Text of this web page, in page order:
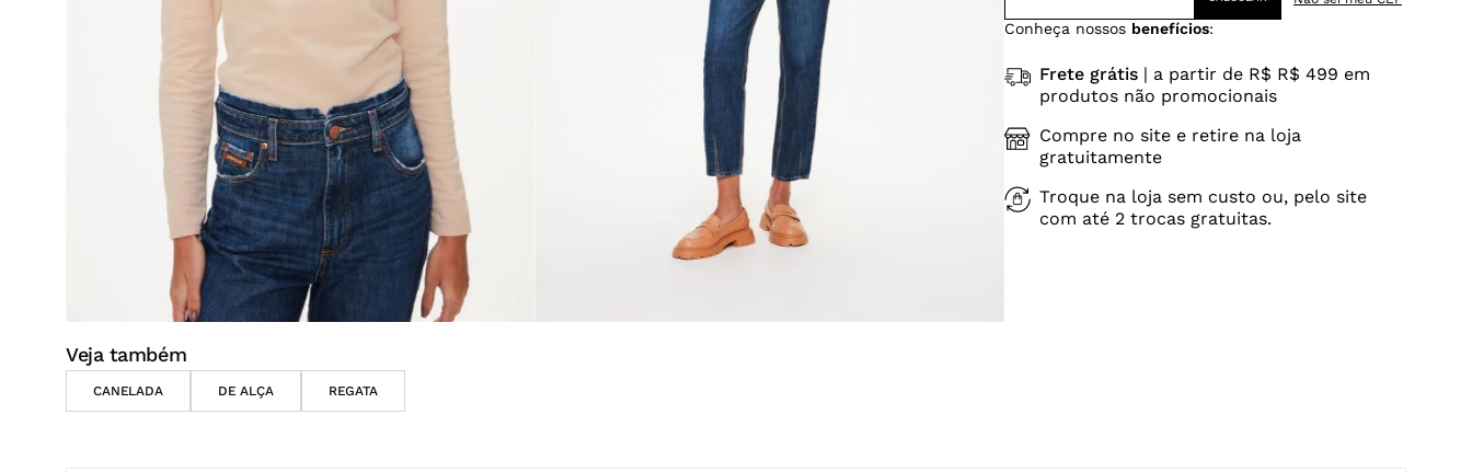
Conheça nossos benefícios:
Frete grátis| a partir de R$ R$ 499 em
produtos não promocionais
Compre no site e retire na loja
gratuitamente
Troque na loja sem custo ou, pelo site
com até 2 trocas gratuitas.
Veja também
CANELADA DE ALÇA REGATA